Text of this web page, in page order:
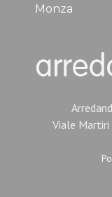
Monza
Viale